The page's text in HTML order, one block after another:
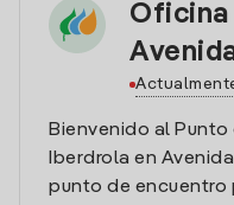
Oficina
Bienvenido al
Iberdrola en
punto de encuentro